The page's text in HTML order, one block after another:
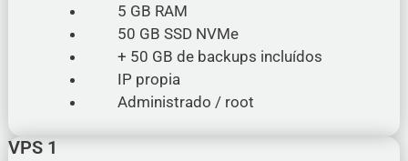
5 GB RAM
50 GB SSD NVMe
+ 50 GB de backups incluídos
IP propia
Administrado / root
VPS 1